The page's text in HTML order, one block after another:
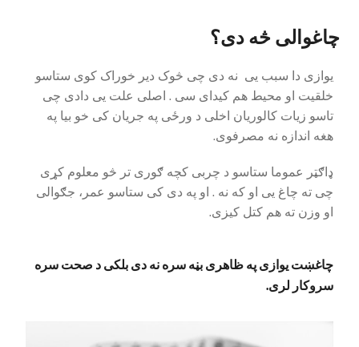
چاغوالی څه دی؟
یوازی دا سبب یی نه دی چی څوک دیر خوراک کوی ستاسو
خلقیت او محیط هم کیدای سی . اصلی علت یی دادی چی
تاسو زیات کالوریان اخلی د ورځی په جریان کی خو بیا په
هغه اندازه نه مصرفوی.
ډاګټر عموما ستاسو د چربی کچه ګوری تر څو معلوم کړی
چی ته چاغ یی او که نه . او په دی کی ستاسو عمر، جګوالی
او وزن ته هم کتل کیزی.
چاغښت یوازی په ظاهری بڼه سره نه دی بلکی د صحت سره
سروکار لری.